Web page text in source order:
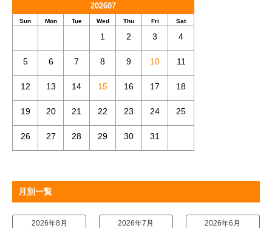
202607
Sun Mon Tue Wed Thu Fri Sat
1 2 3 4
5 6 7 8 9 10 11
12 13 14 15 16 17 18
19 20 21 22 23 24 25
26 27 28 29 30 31
月別一覧
2026年8月 2026年7月 2026年6月